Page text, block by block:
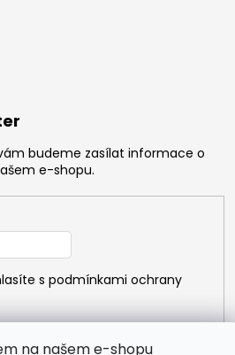
na našem e-shopu
budeme zasílat informace o
e-shopu.
s podmínkami ochrany